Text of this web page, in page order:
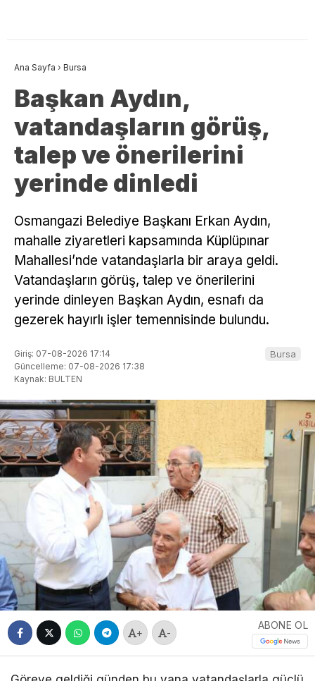
Ana Sayfa › Bursa
Başkan Aydın,
vatandaşların görüş,
talep ve önerilerini
yerinde dinledi
Osmangazi Belediye Başkanı Erkan Aydın,
mahalle ziyaretleri kapsamında Küplüpınar
Mahallesi’nde vatandaşlarla bir araya geldi.
Vatandaşların görüş, talep ve önerilerini
yerinde dinleyen Başkan Aydın, esnafı da
gezerek hayırlı işler temennisinde bulundu.
Giriş: 07-08-2026 17:14
Güncelleme: 07-08-2026 17:38
Kaynak: BULTEN
Bursa
+ -
ABONE OL